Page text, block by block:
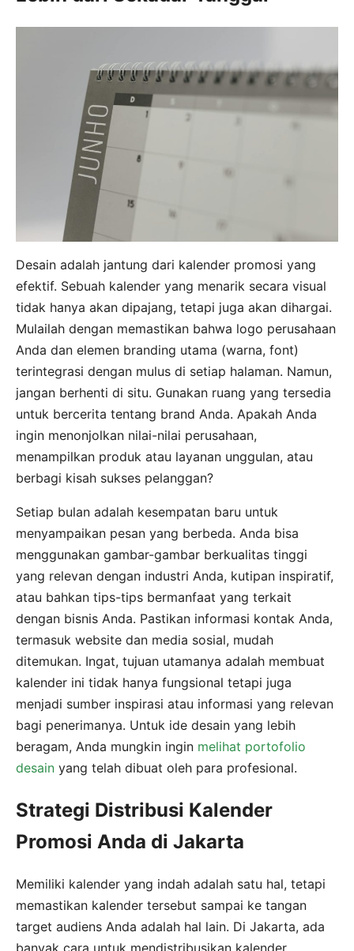
Desain adalah jantung dari kalender promosi yang
efektif. Sebuah kalender yang menarik secara visual
tidak hanya akan dipajang, tetapi juga akan dihargai.
Mulailah dengan memastikan bahwa logo perusahaan
Anda dan elemen branding utama (warna, font)
terintegrasi dengan mulus di setiap halaman. Namun,
jangan berhenti di situ. Gunakan ruang yang tersedia
untuk bercerita tentang brand Anda. Apakah Anda
ingin menonjolkan nilai-nilai perusahaan,
menampilkan produk atau layanan unggulan, atau
berbagi kisah sukses pelanggan?
Setiap bulan adalah kesempatan baru untuk
menyampaikan pesan yang berbeda. Anda bisa
menggunakan gambar-gambar berkualitas tinggi
yang relevan dengan industri Anda, kutipan inspiratif,
atau bahkan tips-tips bermanfaat yang terkait
dengan bisnis Anda. Pastikan informasi kontak Anda,
termasuk website dan media sosial, mudah
ditemukan. Ingat, tujuan utamanya adalah membuat
kalender ini tidak hanya fungsional tetapi juga
menjadi sumber inspirasi atau informasi yang relevan
bagi penerimanya. Untuk ide desain yang lebih
beragam, Anda mungkin ingin melihat portofolio
desain yang telah dibuat oleh para profesional.
Strategi Distribusi Kalender
Promosi Anda di Jakarta
Memiliki kalender yang indah adalah satu hal, tetapi
memastikan kalender tersebut sampai ke tangan
target audiens Anda adalah hal lain. Di Jakarta, ada